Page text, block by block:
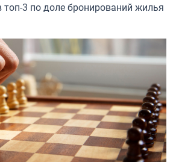
3 по доле бронирований жилья